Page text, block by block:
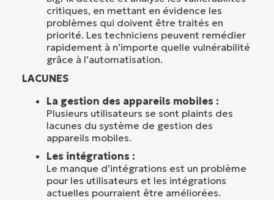
critiques, en mettant en évidence les
problèmes qui doivent être traités en
priorité. Les techniciens peuvent remédier
rapidement à n’importe quelle vulnérabilité
grâce à l’automatisation.
LACUNES
La gestion des appareils mobiles :
Plusieurs utilisateurs se sont plaints des
lacunes du système de gestion des
appareils mobiles.
Les intégrations :
Le manque d’intégrations est un problème
pour les utilisateurs et les intégrations
actuelles pourraient être améliorées.